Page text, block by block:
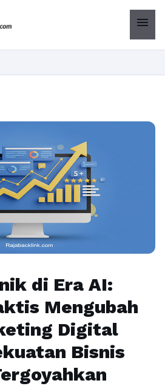
menu
di Era AI:
Mengubah
Digital
Bisnis